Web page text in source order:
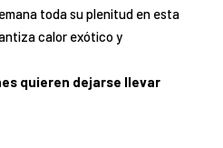
toda su plenitud en esta
calor exótico y
quieren dejarse llevar